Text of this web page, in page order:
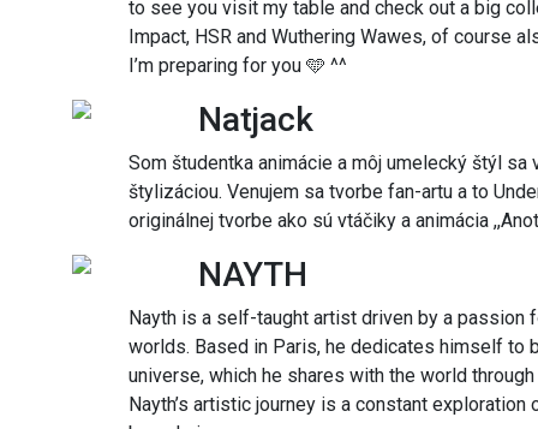
to see you visit my table and check out a big
Impact, HSR and Wuthering Wawes, of course
I’m preparing for you 🩵 ^^
Natjack
Som študentka animácie a môj umelecký štýl sa
štylizáciou. Venujem sa tvorbe fan-artu a to
originálnej tvorbe ako sú vtáčiky a animácia
NAYTH
Nayth is a self-taught artist driven by a passion
worlds. Based in Paris, he dedicates himself to
universe, which he shares with the world
Nayth’s artistic journey is a constant